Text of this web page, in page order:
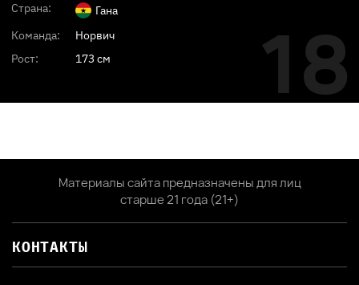
Страна:
Гана
Команда:
Норвич
Рост:
173 см 18
Материалы сайта предназначены для лиц
старше 21 года (21+)
КОНТАКТЫ